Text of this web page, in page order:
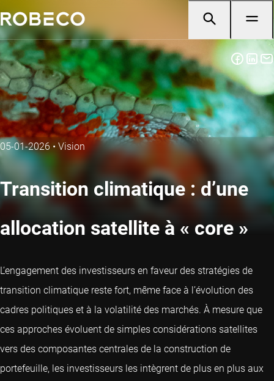
05-01-2026 • Vision
Transition climatique : d’une
allocation satellite à « core »
L’engagement des investisseurs en faveur des stratégies de
transition climatique reste fort, même face à l’évolution des
cadres politiques et à la volatilité des marchés. À mesure que
ces approches évoluent de simples considérations satellites
vers des composantes centrales de la construction de
portefeuille, les investisseurs les intègrent de plus en plus aux